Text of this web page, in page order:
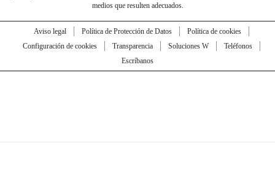
medios que resulten adecuados.
Aviso legal Política de Protección de Datos
Política de cookies
Configuración de cookies
Transparencia Soluciones W
Teléfonos
Escríbanos